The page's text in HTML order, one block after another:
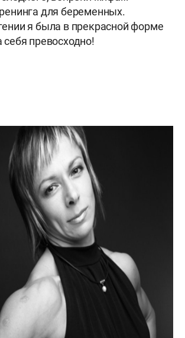
для беременных.
я была в прекрасной форме
себя превосходно!